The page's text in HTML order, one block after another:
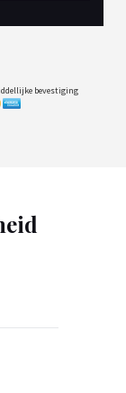
bevestiging